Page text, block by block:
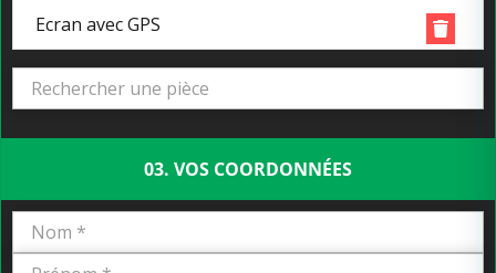
Ecran avec GPS
03. VOS COORDONNÉES